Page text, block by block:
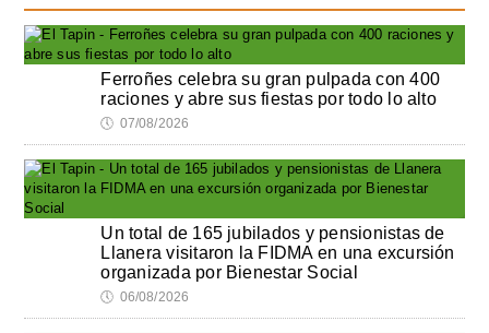
Ferroñes celebra su gran pulpada con 400
raciones y abre sus fiestas por todo lo alto
🕔 07/08/2026
Un total de 165 jubilados y pensionistas de
Llanera visitaron la FIDMA en una excursión
organizada por Bienestar Social
🕔 06/08/2026